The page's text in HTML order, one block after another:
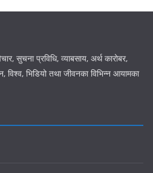
सुचना प्रविधि, व्याबसाय, अर्थ कारोबर,
विश्व, भिडियो तथा जीवनका विभिन्न आयामका